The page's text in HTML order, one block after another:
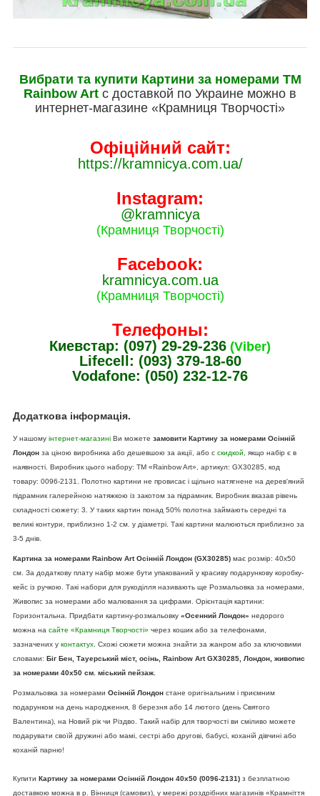
Вибрати та купити Картини за номерами ТМ
Rainbow Art с доставкой по Украине можно в
интернет-магазине «Крамниця Творчості»
Офіційний сайт:
https://kramnicya.com.ua/
Instagram:
@kramnicya
(Крамниця Творчості)
Facebook:
kramnicya.com.ua
(Крамниця Творчості)
Телефоны:
Киевстар: (097) 29-29-236 (Viber)
Lifecell: (093) 379-18-60
Vodafone: (050) 232-12-76
Додаткова інформація.
У нашому інтернет-магазині Ви можете замовити Картину за номерами Осінній
Лондон за ціною виробника або дешевшою за акції, або с скидкой , якщо набір є в
наявності. Виробник цього набору: ТМ «Rainbow Art», артикул: GX30285, код
товару: 0096-2131. Полотно картини не провисає і щільно натягнене на дерев'яний
підрамник галерейною натяжкою із закотом за підрамник. Виробник вказав рівень
складності сюжету: 3. У таких картин понад 50% полотна займають середні та
великі контури, приблизно 1-2 см. у діаметрі. Такі картини малюються приблизно за
3-5 днів.
Картина за номерами Rainbow Art Осінній Лондон (GX30285) має розмір: 40х50
см. За додаткову плату набір може бути упакований у красиву подарункову коробку-
кейс із ручкою. Такі набори для рукоділля називають ще Розмальовка за номерами,
Живопис за номерами або малювання за цифрами. Орієнтація картини:
Горизонтальна. Придбати картину-розмальовку «Осенний Лондон» недорого
можна на сайте «Крамниця Творчості» через кошик або за телефонами,
зазначених у контактух . Схожі сюжети можна знайти за жанром або за ключовими
словами: Біг Бен, Тауерський міст, осінь, Rainbow Art GX30285, Лондон, живопис
за номерами 40х50 см. міський пейзаж.
Розмальовка за номерами Осінній Лондон стане оригінальним і приємним
подарунком на день народження, 8 березня або 14 лютого (день Святого
Валентина), на Новий рік чи Різдво. Такий набір для творчості ви сміливо можете
подарувати своїй дружині або мамі, сестрі або другові, бабусі, коханій дівчині або
коханій парню!
Купити Картину за номерами Осінній Лондон 40х50 (0096-2131) з безплатною
доставкою можна в р. Вінниця (самовиз), у мережі роздрібних магазинів «Крамніття